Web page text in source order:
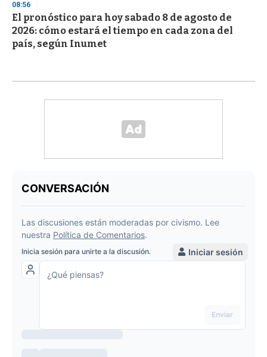
08:56
El pronóstico para hoy sabado 8 de agosto de
2026: cómo estará el tiempo en cada zona del
país, según Inumet